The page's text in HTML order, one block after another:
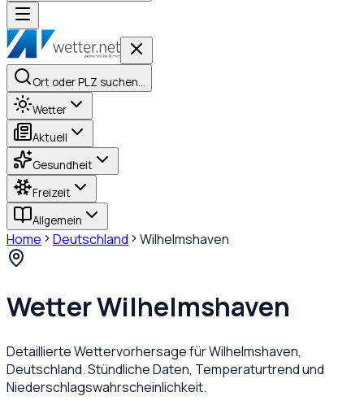
Ort oder PLZ suchen…
Wetter
Aktuell
Gesundheit
Freizeit
Allgemein
Home Deutschland Wilhelmshaven
WetterWilhelmshaven
Detaillierte Wettervorhersage fürWilhelmshaven,
Deutschland. Stündliche Daten, Temperaturtrend und
Niederschlagswahrscheinlichkeit.